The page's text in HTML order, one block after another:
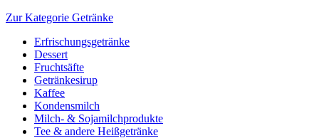
Zur Kategorie Getränke
Erfrischungsgetränke
Dessert
Fruchtsäfte
Getränkesirup
Kaffee
Kondensmilch
Milch- & Sojamilchprodukte
Tee & andere Heißgetränke